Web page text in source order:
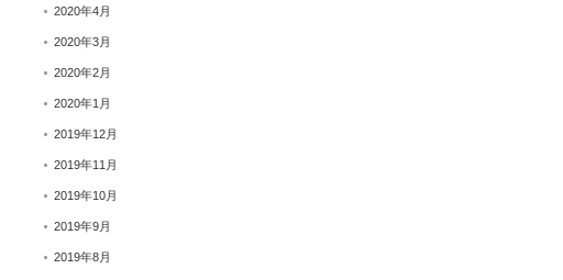
2020年4月
2020年3月
2020年2月
2020年1月
2019年12月
2019年11月
2019年10月
2019年9月
2019年8月